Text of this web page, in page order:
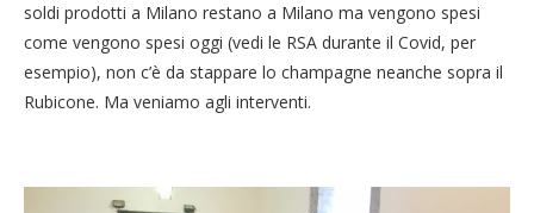
soldi prodotti a Milano restano a Milano ma vengono spesi
come vengono spesi oggi (vedi le RSA durante il Covid, per
esempio), non c’è da stappare lo champagne neanche sopra il
Rubicone. Ma veniamo agli interventi.